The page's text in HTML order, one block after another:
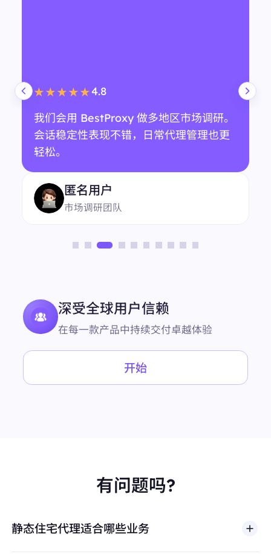
★★★★★4.8
我们会用 BestProxy 做多地区市场调研。
会话稳定性表现不错，日常代理管理也更
轻松。
匿名用户
市场调研团队
深受全球用户信赖
在每一款产品中持续交付卓越体验
开始
有问题吗?
静态住宅代理适合哪些业务